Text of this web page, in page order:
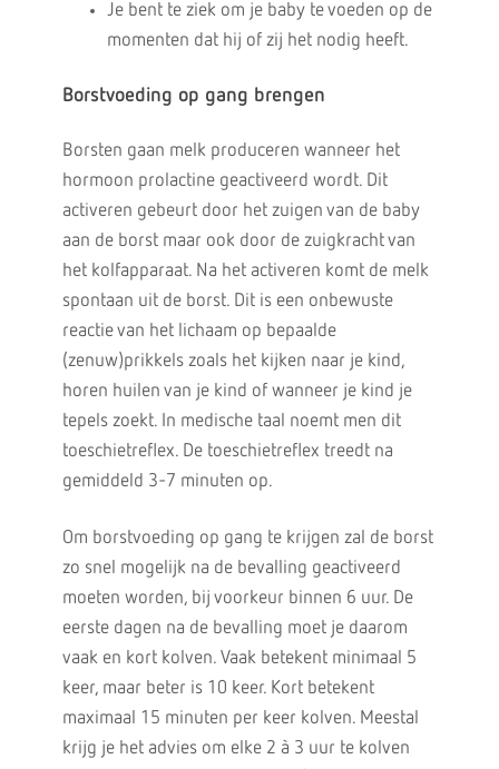
Je bent te ziek om je baby te voeden op de
momenten dat hij of zij het nodig heeft.
Borstvoeding op gang brengen
Borsten gaan melk produceren wanneer het
hormoon prolactine geactiveerd wordt. Dit
activeren gebeurt door het zuigen van de baby
aan de borst maar ook door de zuigkracht van
het kolfapparaat. Na het activeren komt de melk
spontaan uit de borst. Dit is een onbewuste
reactie van het lichaam op bepaalde
(zenuw)prikkels zoals het kijken naar je kind,
horen huilen van je kind of wanneer je kind je
tepels zoekt. In medische taal noemt men dit
toeschietreflex. De toeschietreflex treedt na
gemiddeld 3-7 minuten op.
Om borstvoeding op gang te krijgen zal de borst
zo snel mogelijk na de bevalling geactiveerd
moeten worden, bij voorkeur binnen 6 uur. De
eerste dagen na de bevalling moet je daarom
vaak en kort kolven. Vaak betekent minimaal 5
keer, maar beter is 10 keer. Kort betekent
maximaal 15 minuten per keer kolven. Meestal
krijg je het advies om elke 2 à 3 uur te kolven